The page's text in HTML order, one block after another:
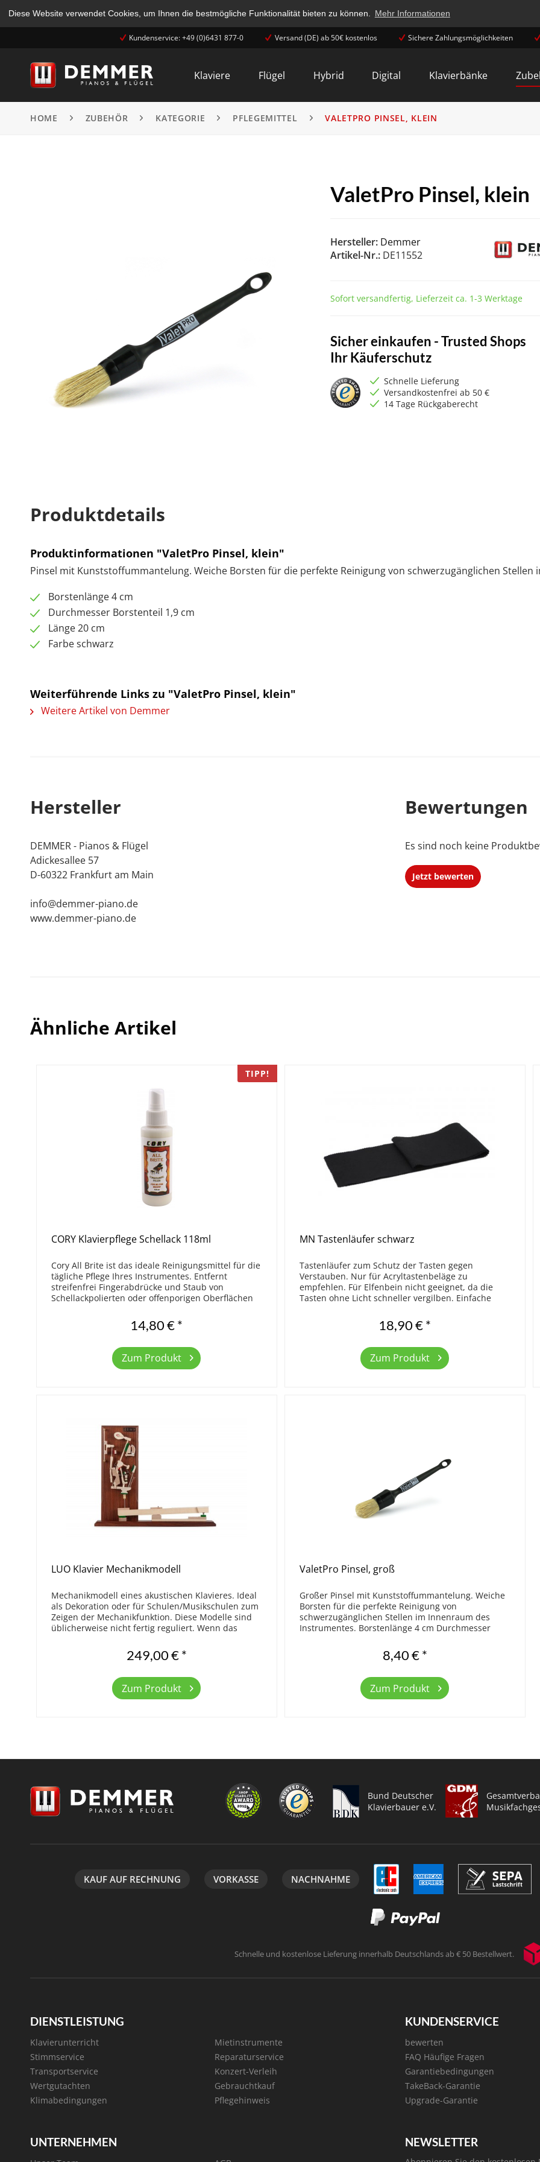
Diese Website verwendet Cookies, um Ihnen die bestmögliche Funktionalität bieten zu können. Mehr Informationen
Kundenservice: +49 (0)6431 877-0 Versand (DE) ab 50€ kostenlos Sichere Zahlungsmöglichkeiten
Klaviere Flügel Hybrid Digital Klavierbänke
HOME ZUBEHÖR KATEGORIE PFLEGEMITTEL VALETPRO PINSEL, KLEIN
ValetPro Pinsel, klein
Hersteller: Demmer
Artikel-Nr.: DE11552
Sofort versandfertig, Lieferzeit ca. 1-3 Werktage
Sicher einkaufen - Trusted Shops
Ihr Käuferschutz
Schnelle Lieferung
Versandkostenfrei ab 50 €
14 Tage Rückgaberecht
Produktdetails
Produktinformationen "ValetPro Pinsel, klein"
Pinsel mit Kunststoffummantelung. Weiche Borsten für die perfekte Reinigung von schwerzugänglichen
Borstenlänge 4 cm
Durchmesser Borstenteil 1,9 cm
Länge 20 cm
Farbe schwarz
Weiterführende Links zu "ValetPro Pinsel, klein"
Weitere Artikel von Demmer
Hersteller
DEMMER - Pianos & Flügel
Adickesallee 57
D-60322 Frankfurt am Main
info@demmer-piano.de
www.demmer-piano.de
Bewertungen
Es sind noch keine
Jetzt bewerten
Ähnliche Artikel
TIPP!
CORY Klavierpflege Schellack 118ml
Cory All Brite ist das ideale Reinigungsmittel für die
tägliche Pflege Ihres Instrumentes. Entfernt
streifenfrei Fingerabdrücke und Staub von
Schellackpolierten oder offenporigen Oberflächen
14,80 € *
Zum Produkt
MN Tastenläufer schwarz
Tastenläufer zum Schutz der Tasten gegen
Verstauben. Nur für Acryltastenbeläge zu
empfehlen. Für Elfenbein nicht geeignet, da die
Tasten ohne Licht schneller vergilben. Einfache
18,90 € *
Zum Produkt
LUO Klavier Mechanikmodell
Mechanikmodell eines akustischen Klavieres. Ideal
als Dekoration oder für Schulen/Musikschulen zum
Zeigen der Mechanikfunktion. Diese Modelle sind
üblicherweise nicht fertig reguliert. Wenn das
249,00 € *
Zum Produkt
ValetPro Pinsel, groß
Großer Pinsel mit Kunststoffummantelung. Weiche
Borsten für die perfekte Reinigung von
schwerzugänglichen Stellen im Innenraum des
Instrumentes. Borstenlänge 4 cm Durchmesser
8,40 € *
Zum Produkt
Bund Deutscher
Klavierbauer e.V.
KAUF AUF RECHNUNG VORKASSE NACHNAHME
Schnelle und kostenlose Lieferung innerhalb Deutschlands ab € 50 Bestellwert.
DIENSTLEISTUNG
Klavierunterricht
Mietinstrumente
Stimmservice
Reparaturservice
Transportservice
Konzert-Verleih
Wertgutachten
Gebrauchtkauf
Klimabedingungen
Pflegehinweis
KUNDENSERVICE
bewerten
FAQ Häufige Fragen
Garantiebedingungen
TakeBack-Garantie
Upgrade-Garantie
UNTERNEHMEN NEWSLETTER